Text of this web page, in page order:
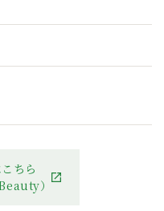
ちら
Beauty）